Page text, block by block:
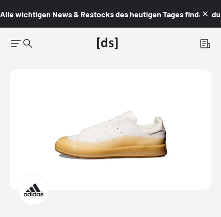
Alle wichtigen News & Restocks des heutigen Tages findest du